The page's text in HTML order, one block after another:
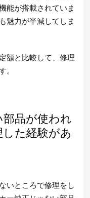
能が搭載されていま
魅力が半減してしま
額と比較して、修理
。
品が使われ
た経験があ
いところで修理をし